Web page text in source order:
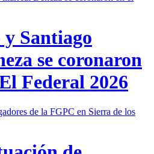
Santiago
se coronaron
Federal 2026